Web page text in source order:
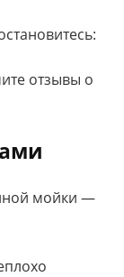
отзывы о
мойки —